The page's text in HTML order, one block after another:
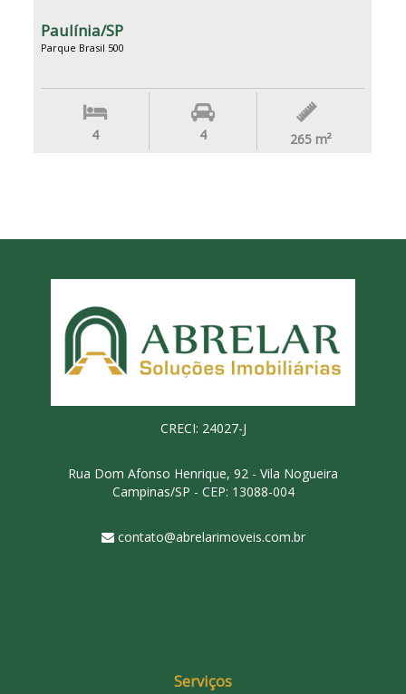
Paulínia/SP
Parque Brasil 500
4 4 265 m²
CRECI: 24027-J
Rua Dom Afonso Henrique, 92 - Vila Nogueira
Campinas/SP - CEP: 13088-004
contato@abrelarimoveis.com.br
Serviços